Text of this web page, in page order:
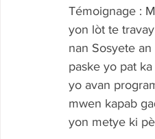
Témoignage :
yon lòt te
nan Sosyete
paske yo pat
yo avan
mwen kapab
yon metye ki